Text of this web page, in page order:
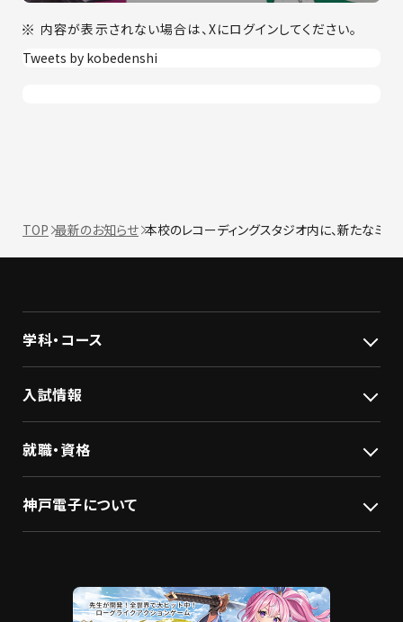
内容が表示されない場合は、Xにログインしてください。
Tweets by kobedenshi
TOP 最新のお知らせ 本校のレコーディングスタジオ内に、新たなミ
学科・コース
入試情報
就職・資格
神戸電子について